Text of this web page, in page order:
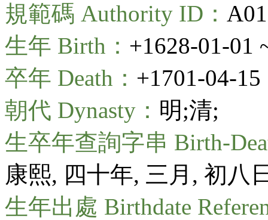
規範碼 Authority ID：
生年 Birth： +1628-01-01
卒年 Death： +1701-04-15
朝代 Dynasty： 明;清;
生卒年查詢字串 Birth-
康熙, 四十年, 三月, 初八
生年出處 Birthdate